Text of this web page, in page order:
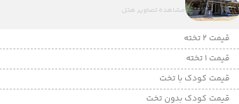
مشاهده تصاویر هتل
قیمت 2 تخته
قیمت 1 تخته
قیمت کودک با تخت
قیمت کودک بدون تخت